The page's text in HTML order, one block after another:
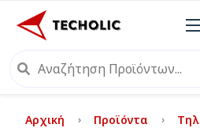
Αρχική Προϊόντα